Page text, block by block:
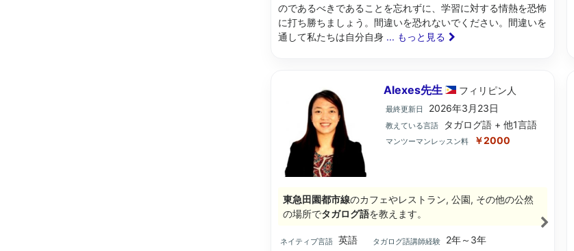
のであるべきであることを忘れずに、学習に対する情熱を恐怖
に打ち勝ちましょう。間違いを恐れないでください。間違いを
通して私たちは自分自身 ... もっと見る
Alexes先生 フィリピン 人
最終更新日 2026年3月23日
教えている言語 タガログ語 + 他1言語
マンツーマンレッスン料 ￥2000
東急田園都市線のカフェやレストラン, 公園, その他の公然
の場所でタガログ語を教えます。
ネイティブ言語 英語 タガログ語講師経験
2年～3年